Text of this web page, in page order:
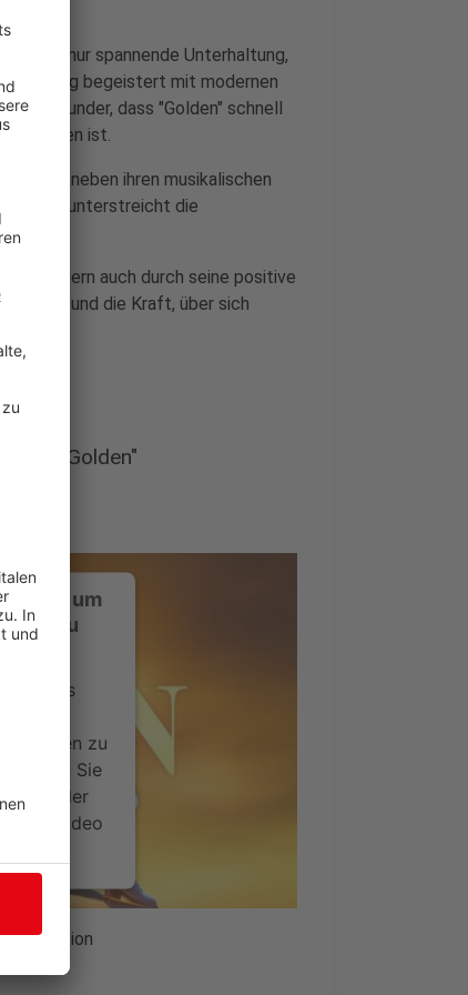
nicht nur spannende Unterhaltung,
Der Song begeistert mit modernen
Wunder, dass "Golden" schnell
zu hören ist.
die neben ihren musikalischen
unterstreicht die
sondern auch durch seine positive
und die Kraft, über sich
"Golden"
um
zu
eines
Daten zu
lesen Sie
Sie der
Video
Animation